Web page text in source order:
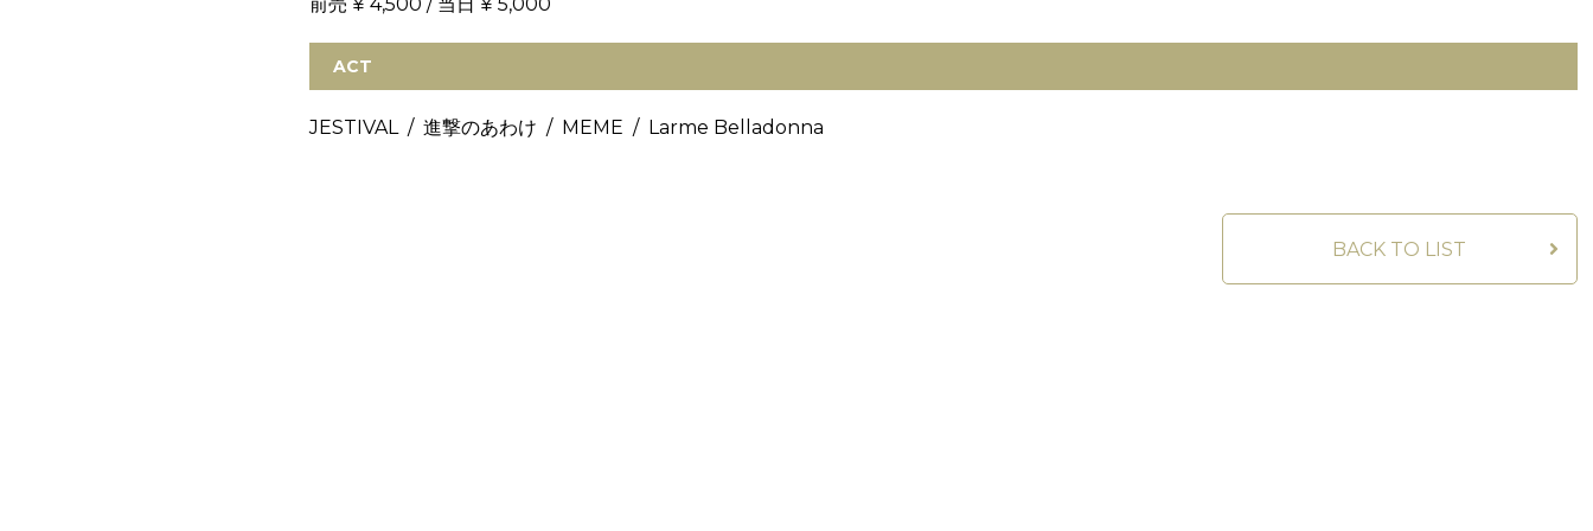
前売 ¥ 4,500 / 当日 ¥ 5,000
ACT
JESTIVAL / 進撃のあわけ / MEME / Larme Belladonna
BACK TO LIST